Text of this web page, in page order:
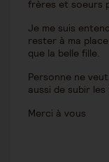
frères et soeurs
Je me suis
rester à ma
que la belle fille.
Personne ne
aussi de subir
Merci à vous